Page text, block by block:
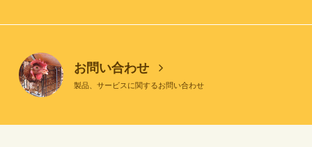
お問い合わせ
製品、サービスに関するお問い合わせ